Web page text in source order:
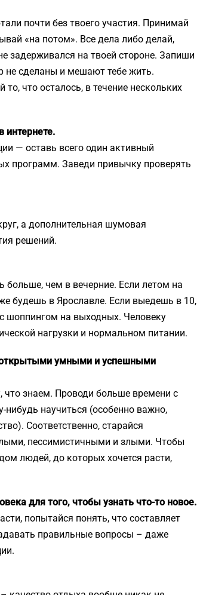
почти без твоего участия. Принимай
«на потом». Все дела либо делай,
задерживался на твоей стороне. Запиши
не сделаны и мешают тебе жить.
что осталось, в течение нескольких
интернете.
— оставь всего один активный
программ. Заведи привычку проверять
а дополнительная шумовая
решений.
больше, чем в вечерние. Если летом на
будешь в Ярославле. Если выедешь в 10,
шоппингом на выходных. Человеку
нагрузки и нормальном питании.
открытыми умными и успешными
знаем. Проводи больше времени с
научиться (особенно важно,
Соответственно, старайся
пессимистичными и злыми. Чтобы
людей, до которых хочется расти,
для того, чтобы узнать что-то новое.
попытайся понять, что составляет
правильные вопросы – даже